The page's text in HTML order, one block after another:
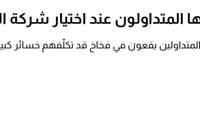
المتداولون عند اختيار شركة
يقعون في فخاخ قد تكلّفهم خسائر